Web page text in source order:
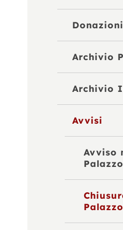
Donazioni
Archivio
Archivio
Avvisi
Avviso